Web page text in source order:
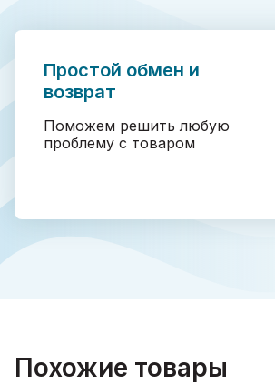
Простой обмен и
возврат
Поможем решить любую
проблему с товаром
Похожие товары